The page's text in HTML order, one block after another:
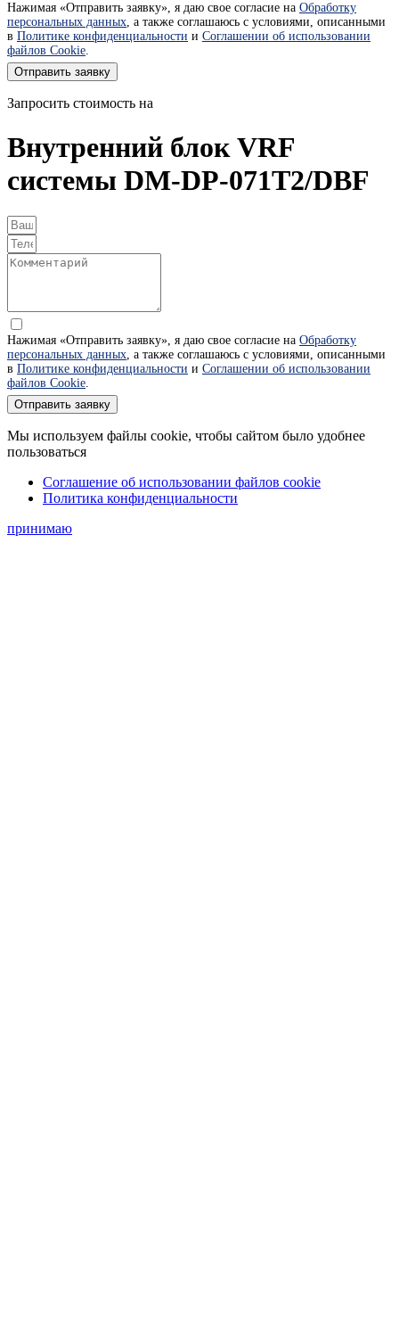
Нажимая «Отправить заявку», я даю свое согласие на Обработку
персональных данных, а также соглашаюсь с условиями, описанными
в Политике конфиденциальности и Соглашении об использовании
файлов Cookie.
Отправить заявку
Запросить стоимость на
Внутренний блок VRF
системы DM-DP-071T2/DBF
Нажимая «Отправить заявку», я даю свое согласие на Обработку
персональных данных , а также соглашаюсь с условиями, описанными
в Политике конфиденциальности и Соглашении об использовании
файлов Cookie
Отправить заявку
Мы используем файлы cookie, чтобы сайтом было удобнее
пользоваться
Соглашение об использовании файлов cookie
Политика конфиденциальности
принимаю